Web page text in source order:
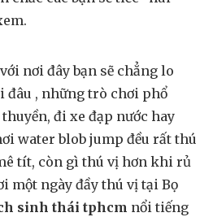
nơi đây bạn sẽ chẳng lo
đâu , những trò chơi phổ
đi xe đạp nước hay
water blob jump đều rất thú
tít, còn gì thú vị hơn khi rủ
một ngày đầy thú vị tại Bọ
sinh thái tphcm nổi tiếng